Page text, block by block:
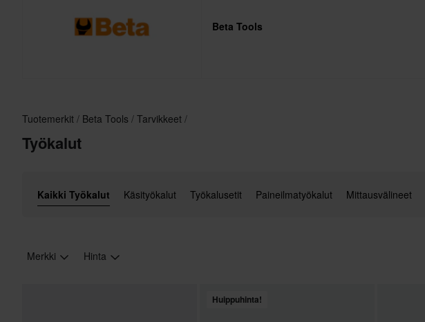
Beta Tools
Tuotemerkit Beta Tools Tarvikkeet
Työkalut
Kaikki Työkalut Käsityökalut Työkalusetit Paineilmatyökalut Mittausvälineet
Merkki Hinta
Huippuhinta!